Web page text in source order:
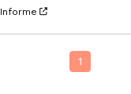
Informe
1